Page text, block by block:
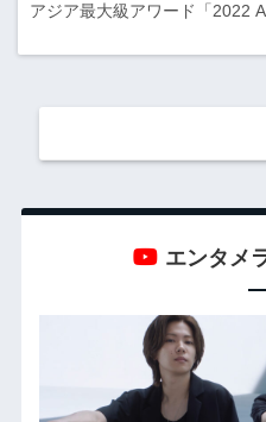
アジア最大級アワード「2022
エンタメ